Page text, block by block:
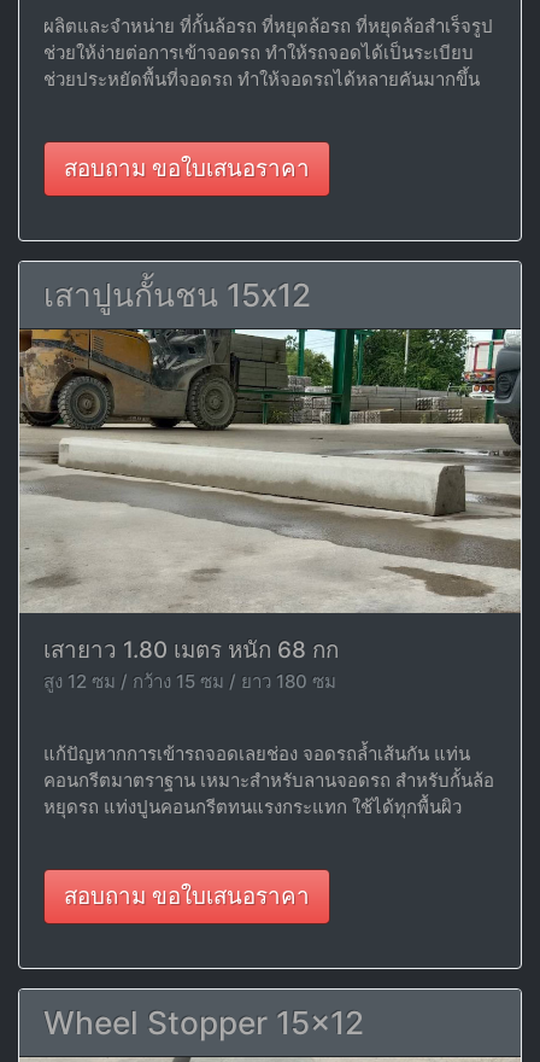
ผลิตและจำหน่าย ที่กั้นล้อรถ ที่หยุดล้อรถ ที่หยุดล้อสำเร็จรูป
ช่วยให้ง่ายต่อการเข้าจอดรถ ทำให้รถจอดได้เป็นระเบียบ
ช่วยประหยัดพื้นที่จอดรถ ทำให้จอดรถได้หลายคันมากขึ้น
สอบถาม ขอใบเสนอราคา
เสาปูนกั้นชน 15x12
เสายาว 1.80 เมตร หนัก 68 กก
สูง 12 ซม / กว้าง 15 ซม / ยาว 180 ซม
แก้ปัญหากการเข้ารถจอดเลยช่อง จอดรถล้ำเส้นกัน แท่น
คอนกรีตมาตราฐาน เหมาะสำหรับลานจอดรถ สำหรับกั้นล้อ
หยุดรถ แท่งปูนคอนกรีตทนแรงกระแทก ใช้ได้ทุกพื้นผิว
สอบถาม ขอใบเสนอราคา
Wheel Stopper 15x12